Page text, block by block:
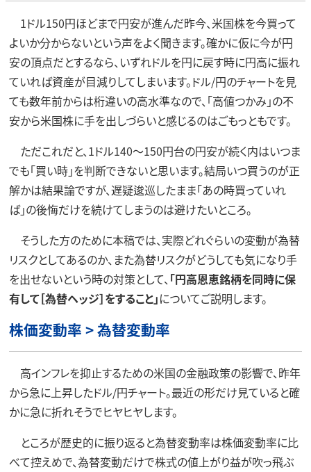
1ドル150円ほどまで円安が進んだ昨今、米国株を今買って
よいか分からないという声をよく聞きます。確かに仮に今が円
安の頂点だとするなら、いずれドルを円に戻す時に円高に振れ
ていれば資産が目減りしてしまいます。ドル/円のチャートを見
ても数年前からは桁違いの高水準なので、「高値つかみ」の不
安から米国株に手を出しづらいと感じるのはごもっともです。
ただこれだと、1ドル140～150円台の円安が続く内はいつま
でも「買い時」を判断できないと思います。結局いつ買うのが正
解かは結果論ですが、遅疑逡巡したまま「あの時買っていれ
ば」の後悔だけを続けてしまうのは避けたいところ。
そうした方のために本稿では、実際どれぐらいの変動が為替
リスクとしてあるのか、また為替リスクがどうしても気になり手
を出せないという時の対策として、 「円高恩恵銘柄を同時に保
有して［為替ヘッジ］をすること」についてご説明します。
株価変動率 > 為替変動率
高インフレを抑止するための米国の金融政策の影響で、昨年
から急に上昇したドル/円チャート。最近の形だけ見ていると確
かに急に折れそうでヒヤヒヤします。
ところが歴史的に振り返ると為替変動率は株価変動率に比
べて控えめで、為替変動だけで株式の値上がり益が吹っ飛ぶ